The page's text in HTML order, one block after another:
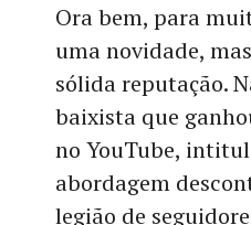
Ora bem, para
uma novidade,
sólida reputação.
baixista que
no YouTube,
abordagem
legião de